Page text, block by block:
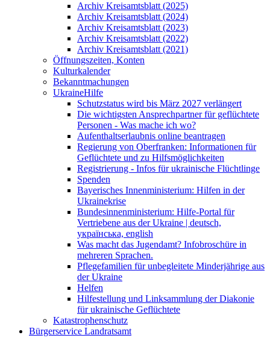
Archiv Kreisamtsblatt (2025)
Archiv Kreisamtsblatt (2024)
Archiv Kreisamtsblatt (2023)
Archiv Kreisamtsblatt (2022)
Archiv Kreisamtsblatt (2021)
Öffnungszeiten, Konten
Kulturkalender
Bekanntmachungen
UkraineHilfe
Schutzstatus wird bis März 2027 verlängert
Die wichtigsten Ansprechpartner für geflüchtete
Personen - Was mache ich wo?
Aufenthaltserlaubnis online beantragen
Regierung von Oberfranken: Informationen für
Geflüchtete und zu Hilfsmöglichkeiten
Registrierung - Infos für ukrainische Flüchtlinge
Spenden
Bayerisches Innenministerium: Hilfen in der
Ukrainekrise
Bundesinnenministerium: Hilfe-Portal für
Vertriebene aus der Ukraine | deutsch,
українська, english
Was macht das Jugendamt? Infobroschüre in
mehreren Sprachen.
Pflegefamilien für unbegleitete Minderjährige aus
der Ukraine
Helfen
Hilfestellung und Linksammlung der Diakonie
für ukrainische Geflüchtete
Katastrophenschutz
Bürgerservice Landratsamt